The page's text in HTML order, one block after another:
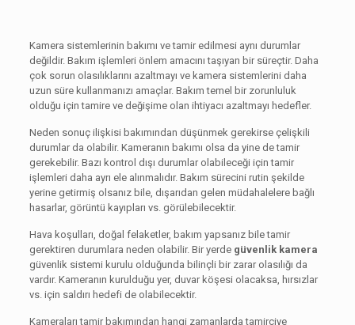
Kamera sistemlerinin bakımı ve tamir edilmesi aynı durumlar
değildir. Bakım işlemleri önlem amacını taşıyan bir süreçtir. Daha
çok sorun olasılıklarını azaltmayı ve kamera sistemlerini daha
uzun süre kullanmanızı amaçlar. Bakım temel bir zorunluluk
olduğu için tamire ve değişime olan ihtiyacı azaltmayı hedefler.
Neden sonuç ilişkisi bakımından düşünmek gerekirse çelişkili
durumlar da olabilir. Kameranın bakımı olsa da yine de tamir
gerekebilir. Bazı kontrol dışı durumlar olabileceği için tamir
işlemleri daha ayrı ele alınmalıdır. Bakım sürecini rutin şekilde
yerine getirmiş olsanız bile, dışarıdan gelen müdahalelere bağlı
hasarlar, görüntü kayıpları vs. görülebilecektir.
Hava koşulları, doğal felaketler, bakım yapsanız bile tamir
gerektiren durumlara neden olabilir. Bir yerde güvenlik kamera
güvenlik sistemi kurulu olduğunda bilinçli bir zarar olasılığı da
vardır. Kameranın kurulduğu yer, duvar köşesi olacaksa, hırsızlar
vs. için saldırı hedefi de olabilecektir.
Kameraları tamir bakımından hangi zamanlarda tamirciye